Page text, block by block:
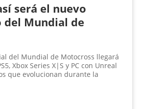
será el nuevo
del Mundial de
del Mundial de Motocross llegará
Xbox Series X|S y PC con Unreal
que evolucionan durante la